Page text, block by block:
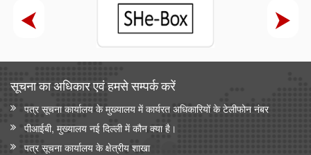
सूचना का अधिकार एवं हमसे सम्‍पर्क करें
पत्र सूचना कार्यालय के मुख्यालय में कार्यरत अधिकारियों के टेलीफोन नंबर
पीआईबी, मुख्यालय नई दिल्ली में कौन क्या है।
पत्र सूचना कार्यालय के क्षेत्रीय शाखा